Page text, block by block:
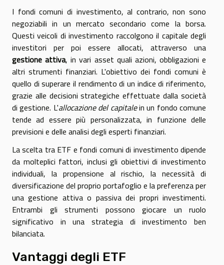
I fondi comuni di investimento, al contrario, non sono
negoziabili in un mercato secondario come la borsa.
Questi veicoli di investimento raccolgono il capitale degli
investitori per poi essere allocati, attraverso una
gestione attiva, in vari asset quali azioni, obbligazioni e
altri strumenti finanziari. L'obiettivo dei fondi comuni è
quello di superare il rendimento di un indice di riferimento,
grazie alle decisioni strategiche effettuate dalla società
di gestione. L'allocazione del capitalein un fondo comune
tende ad essere più personalizzata, in funzione delle
previsioni e delle analisi degli esperti finanziari.
La scelta tra ETF e fondi comuni di investimento dipende
da molteplici fattori, inclusi gli obiettivi di investimento
individuali, la propensione al rischio, la necessità di
diversificazione del proprio portafoglio e la preferenza per
una gestione attiva o passiva dei propri investimenti.
Entrambi gli strumenti possono giocare un ruolo
significativo in una strategia di investimento ben
bilanciata.
Vantaggi degli ETF